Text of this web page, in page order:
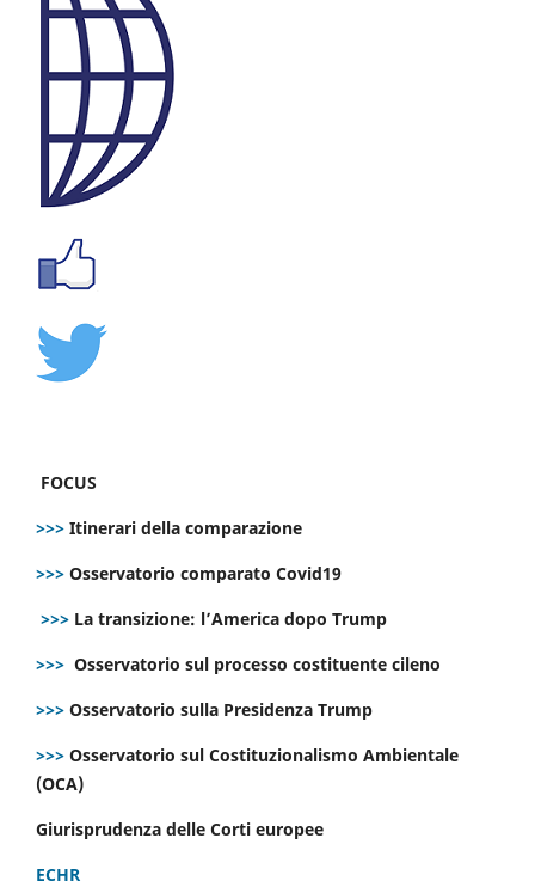
FOCUS
>>> Itinerari della comparazione
>>> Osservatorio comparato Covid19
>>> La transizione: l’America dopo Trump
>>> Osservatorio sul processo costituente cileno
>>> Osservatorio sulla Presidenza Trump
>>> Osservatorio sul Costituzionalismo Ambientale
(OCA)
Giurisprudenza delle Corti europee
ECHR